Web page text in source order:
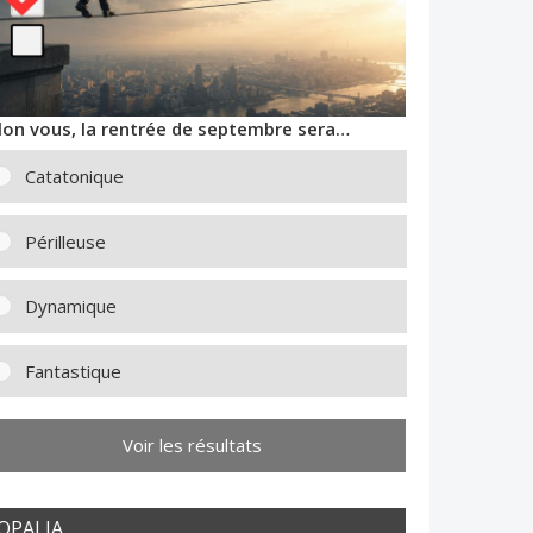
vous, la rentrée de septembre sera…
Catatonique
Périlleuse
Dynamique
Fantastique
Voir les résultats